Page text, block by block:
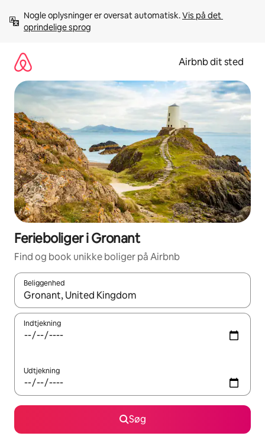
videre
Nogle oplysninger er oversat automatisk. Vis på det
oprindelige sprog
Airbnb dit sted
Ferieboliger i Gronant
Find og book unikke boliger på Airbnb
Beliggenhed
Når resultaterne er tilgængelige, skal du navigere med
Indtjekning
Udtjekning
Søg